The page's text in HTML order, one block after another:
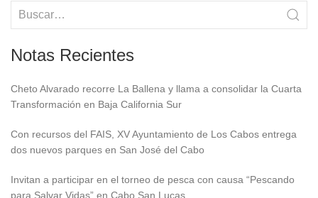
Notas Recientes
Cheto Alvarado recorre La Ballena y llama a consolidar la Cuarta
Transformación en Baja California Sur
Con recursos del FAIS, XV Ayuntamiento de Los Cabos entrega
dos nuevos parques en San José del Cabo
Invitan a participar en el torneo de pesca con causa “Pescando
para Salvar Vidas” en Cabo San Lucas